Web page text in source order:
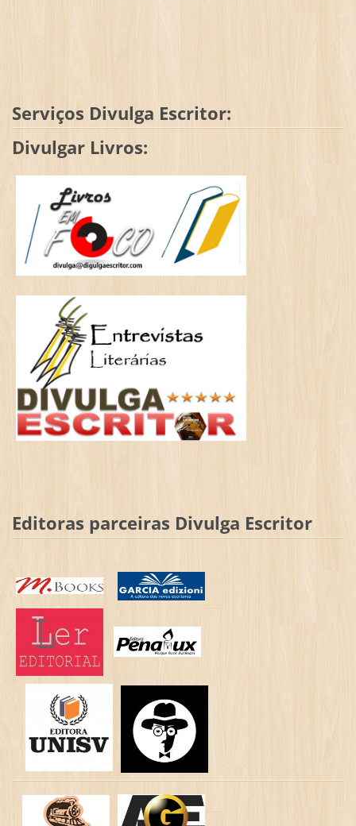
Serviços Divulga Escritor:
Divulgar Livros:
Editoras parceiras Divulga Escritor